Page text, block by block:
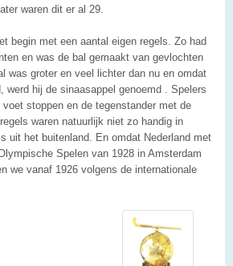
waren dit er al 29.
begin met een aantal eigen regels. Zo had
en was de bal gemaakt van gevlochten
was groter en veel lichter dan nu en omdat
werd hij de sinaasappel genoemd . Spelers
stoppen en de tegenstander met de
waren natuurlijk niet zo handig in
uit het buitenland. En omdat Nederland met
Spelen van 1928 in Amsterdam
we vanaf 1926 volgens de internationale